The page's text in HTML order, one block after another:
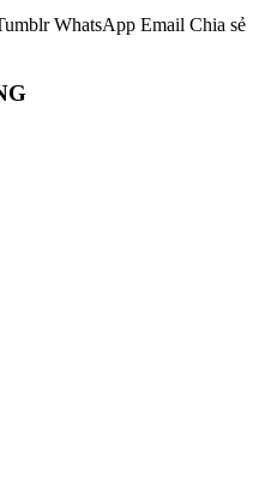
WhatsApp Email Chia sẻ